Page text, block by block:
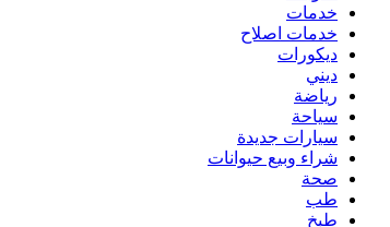
خدمات
خدمات اصلاح
ديكورات
ديني
رياضة
سياحة
سيارات جديدة
شراء وبيع حيوانات
صحة
طب
طبخ